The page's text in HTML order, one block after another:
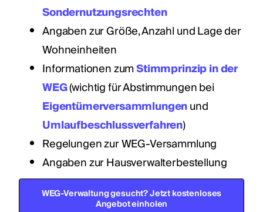
Sondernutzungsrechten
Angaben zur Größe, Anzahl und Lage der
Wohneinheiten
Informationen zumStimmprinzip in der
WEG(wichtig für Abstimmungen bei
Eigentümerversammlungenund
Umlaufbeschlussverfahren)
Regelungen zur WEG-Versammlung
Angaben zur Hausverwalterbestellung
WEG-Verwaltung gesucht? Jetzt kostenloses
Angebot einholen